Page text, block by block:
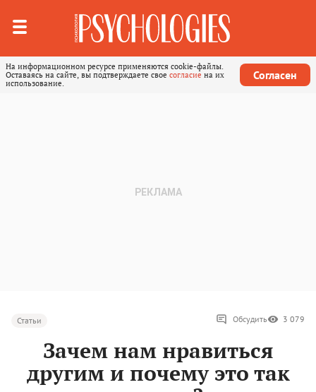
На информационном ресурсе применяются cookie-файлы.
Оставаясь на сайте, вы подтверждаете свое согласие на их
использование.
Согласен
Статьи Обсудить 3 079
Зачем нам нравиться
другим и почему это так